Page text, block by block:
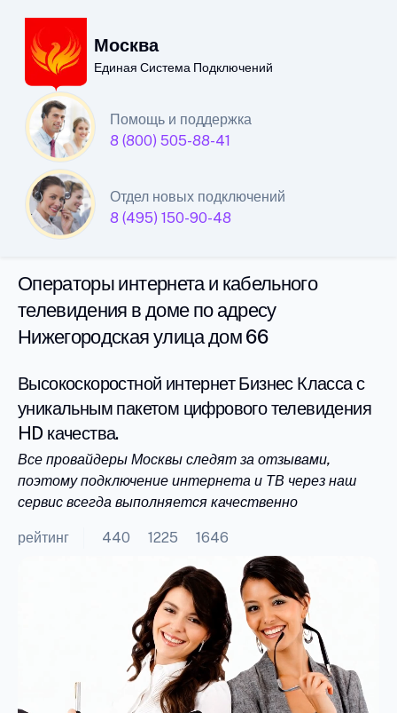
Москва
Единая Система Подключений
Помощь и поддержка
8 (800) 505-88-41
Отдел новых подключений
8 (495) 150-90-48
Единая Система
Подключений
интернета и кабельного
телевидения в Москве
Операторы интернета и кабельного
телевидения в доме по адресу
Нижегородская улица дом 66
Высокоскоростной интернет Бизнес Класса с
уникальным пакетом цифрового телевидения
HD качества.
Все провайдеры Москвы следят за отзывами,
поэтому подключение интернета и ТВ через наш
сервис всегда выполняется качественно
рейтинг 440 1225 1646